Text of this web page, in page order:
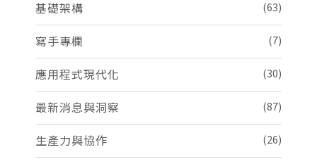
基礎架構 (63)
寫手專欄 (7)
應用程式現代化 (30)
最新消息與洞察 (87)
生產力與協作 (26)